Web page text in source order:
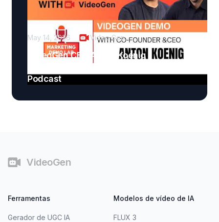
May 14, 2026 Video Gen
VideoGen CEO Anton Koenig
Podcast
VideoGen
Ferramentas
Gerador de UGC IA
Modelos de vídeo de IA
FLUX 3